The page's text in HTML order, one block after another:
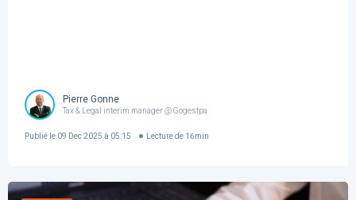
Pierre Gonne
Tax & Legal interim manager @ Gogestpa
Publié le 09 Dec 2025 à 05:15 Lecture de 16min